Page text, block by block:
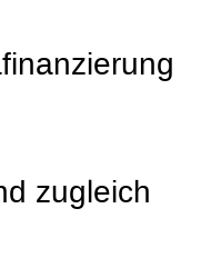
zugleich